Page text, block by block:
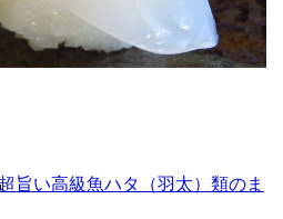
旨い高級魚ハタ（羽太）類のま